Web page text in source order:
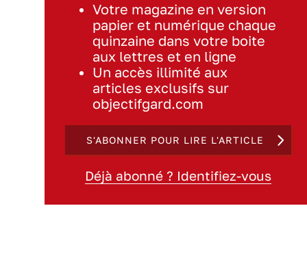
Votre magazine en version
papier et numérique chaque
quinzaine dans votre boite
aux lettres et en ligne
Un accès illimité aux
articles exclusifs sur
objectifgard.com
S'ABONNER POUR LIRE L'ARTICLE
Déjà abonné ? Identifiez-vous